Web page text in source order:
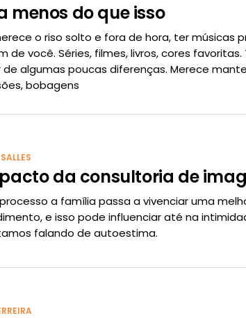
menos do que isso
o riso solto e fora de hora, ter músicas
de você. Séries, filmes, livros, cores
de algumas poucas diferenças. Merece
bobagens
da consultoria de
a família passa a vivenciar uma
e isso pode influenciar até na
falando de autoestima.